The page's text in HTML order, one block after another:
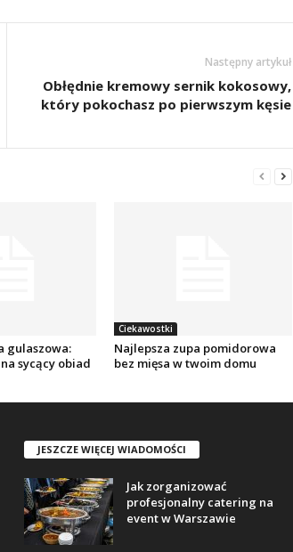
Następny artykuł
Obłędnie kremowy sernik kokosowy,
który pokochasz po pierwszym kęsie
gulaszowa:
sycący obiad
Ciekawostki
Najlepsza zupa pomidorowa
bez mięsa w twoim domu
JESZCZE WIĘCEJ WIADOMOŚCI
Jak zorganizować
profesjonalny catering na
event w Warszawie